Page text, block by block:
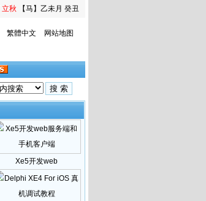
立秋
【马】乙未月 癸丑
繁體中文 网站地图
Xe5开发web